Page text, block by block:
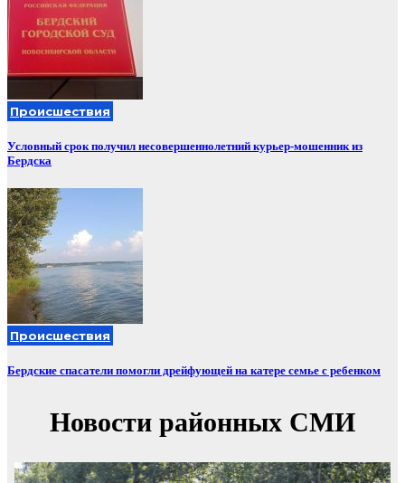
Происшествия
Условный срок получил несовершеннолетний курьер-мошенник из
Бердска
Происшествия
Бердские спасатели помогли дрейфующей на катере семье с ребенком